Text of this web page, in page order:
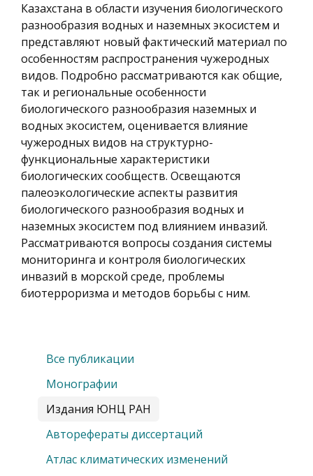
Казахстана в области изучения биологического
разнообразия водных и наземных экосистем и
представляют новый фактический материал по
особенностям распространения чужеродных
видов. Подробно рассматриваются как общие,
так и региональные особенности
биологического разнообразия наземных и
водных экосистем, оценивается влияние
чужеродных видов на структурно-
функциональные характеристики
биологических сообществ. Освещаются
палеоэкологические аспекты развития
биологического разнообразия водных и
наземных экосистем под влиянием инвазий.
Рассматриваются вопросы создания системы
мониторинга и контроля биологических
инвазий в морской среде, проблемы
биотерроризма и методов борьбы с ним.
Все публикации
Монографии
Издания ЮНЦ РАН
Авторефераты диссертаций
Атлас климатических изменений